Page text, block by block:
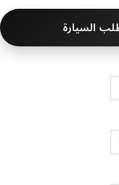
السيارة